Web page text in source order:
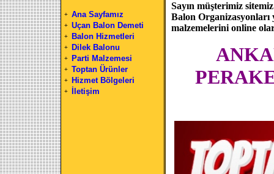
+ Ana Sayfamız
+ Uçan Balon Demeti
+ Balon Hizmetleri
+ Dilek Balonu
+ Parti Malzemesi
+ Toptan Ürünler
+ Hizmet Bölgeleri
+ İletişim
Sayın müşterimiz
Balon Organizasyonları
malzemelerini online